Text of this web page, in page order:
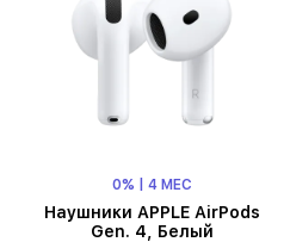
0% | 4 МЕС
Наушники APPLE AirPods
Gen. 4, Белый